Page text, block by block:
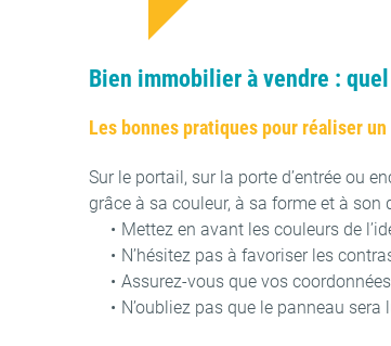
Bien immobilier à vendre :
Les bonnes pratiques pour réaliser
Sur le portail, sur la porte d’entrée ou
grâce à sa couleur, à sa forme et à son
Mettez en avant les couleurs de
N’hésitez pas à favoriser les
Assurez-vous que vos
N’oubliez pas que le panneau